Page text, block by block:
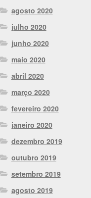
agosto 2020
julho 2020
junho 2020
maio 2020
abril 2020
março 2020
fevereiro 2020
janeiro 2020
dezembro 2019
outubro 2019
setembro 2019
agosto 2019